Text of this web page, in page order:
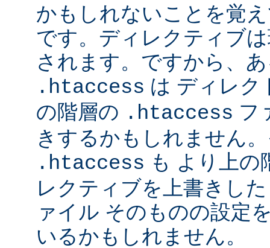
かもしれないことを覚
です。ディレクティブ
されます。ですから、
.htaccess は ディレク
の階層の .htaccess フ
きするかもしれません
.htaccess も より上の
レクティブを上書きし
ァイル そのものの設定
いるかもしれません。